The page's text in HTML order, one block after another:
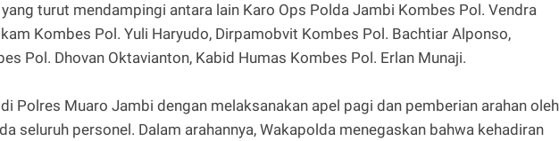
yang turut mendampingi antara lain Karo Ops Polda Jambi Kombes Pol. Vendra
Kombes Pol. Yuli Haryudo, Dirpamobvit Kombes Pol. Bachtiar Alponso,
Pol. Dhovan Oktavianton, Kabid Humas Kombes Pol. Erlan Munaji.
Polres Muaro Jambi dengan melaksanakan apel pagi dan pemberian arahan oleh
seluruh personel. Dalam arahannya, Wakapolda menegaskan bahwa kehadiran